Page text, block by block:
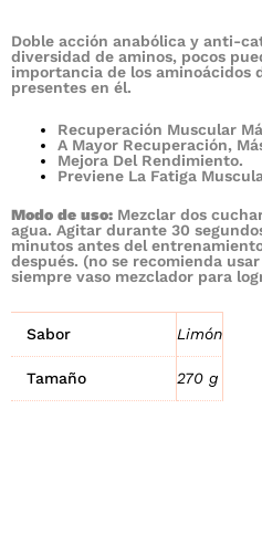
200g
cantidad
Doble acción anabólica y anti-
diversidad de aminos, pocos
importancia de los aminoácidos
presentes en él.
Recuperación Muscular
A Mayor Recuperación,
Mejora Del Rendimiento.
Previene La Fatiga
Modo de uso: Mezclar dos
agua. Agitar durante 30
minutos antes del
después. (no se recomienda
siempre vaso mezclador para
Sabor Limón
Tamaño 270 g